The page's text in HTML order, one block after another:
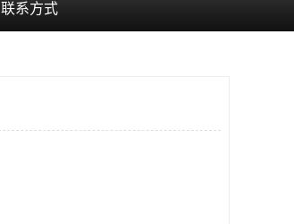
联系方式